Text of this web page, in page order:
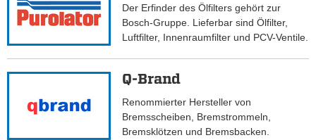
Der Erfinder des Ölfilters gehört zur
Bosch-Gruppe. Lieferbar sind Ölfilter,
Luftfilter, Innenraumfilter und PCV-Ventile.
Q-Brand
Renommierter Hersteller von
Bremsscheiben, Bremstrommeln,
Bremsklötzen und Bremsbacken.